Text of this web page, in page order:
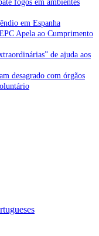
fogos em ambientes
em Espanha
Apela ao Cumprimento
de ajuda aos
desagrado com órgãos